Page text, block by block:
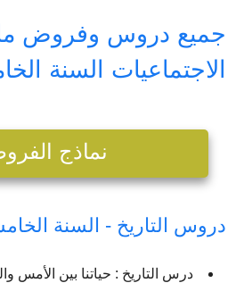
جميع دروس وفروض
الاجتماعيات السنة
نماذج
دروس التاريخ - السنة
درس التاريخ : حياتنا بين الأمس